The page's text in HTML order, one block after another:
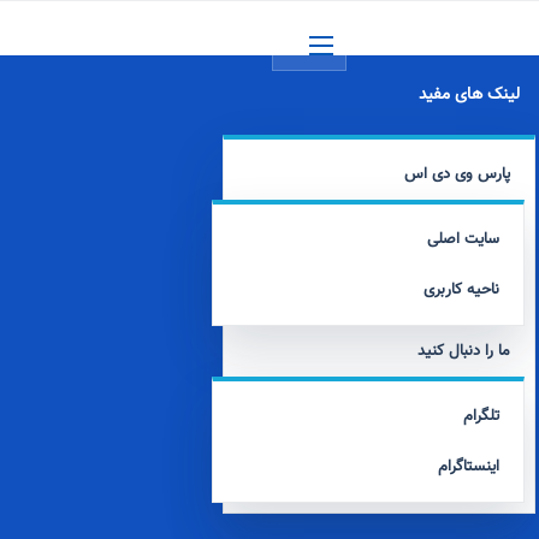
لینک های مفید
پارس وی دی اس
سایت اصلی
ناحیه کاربری
ما را دنبال کنید
تلگرام
اینستاگرام